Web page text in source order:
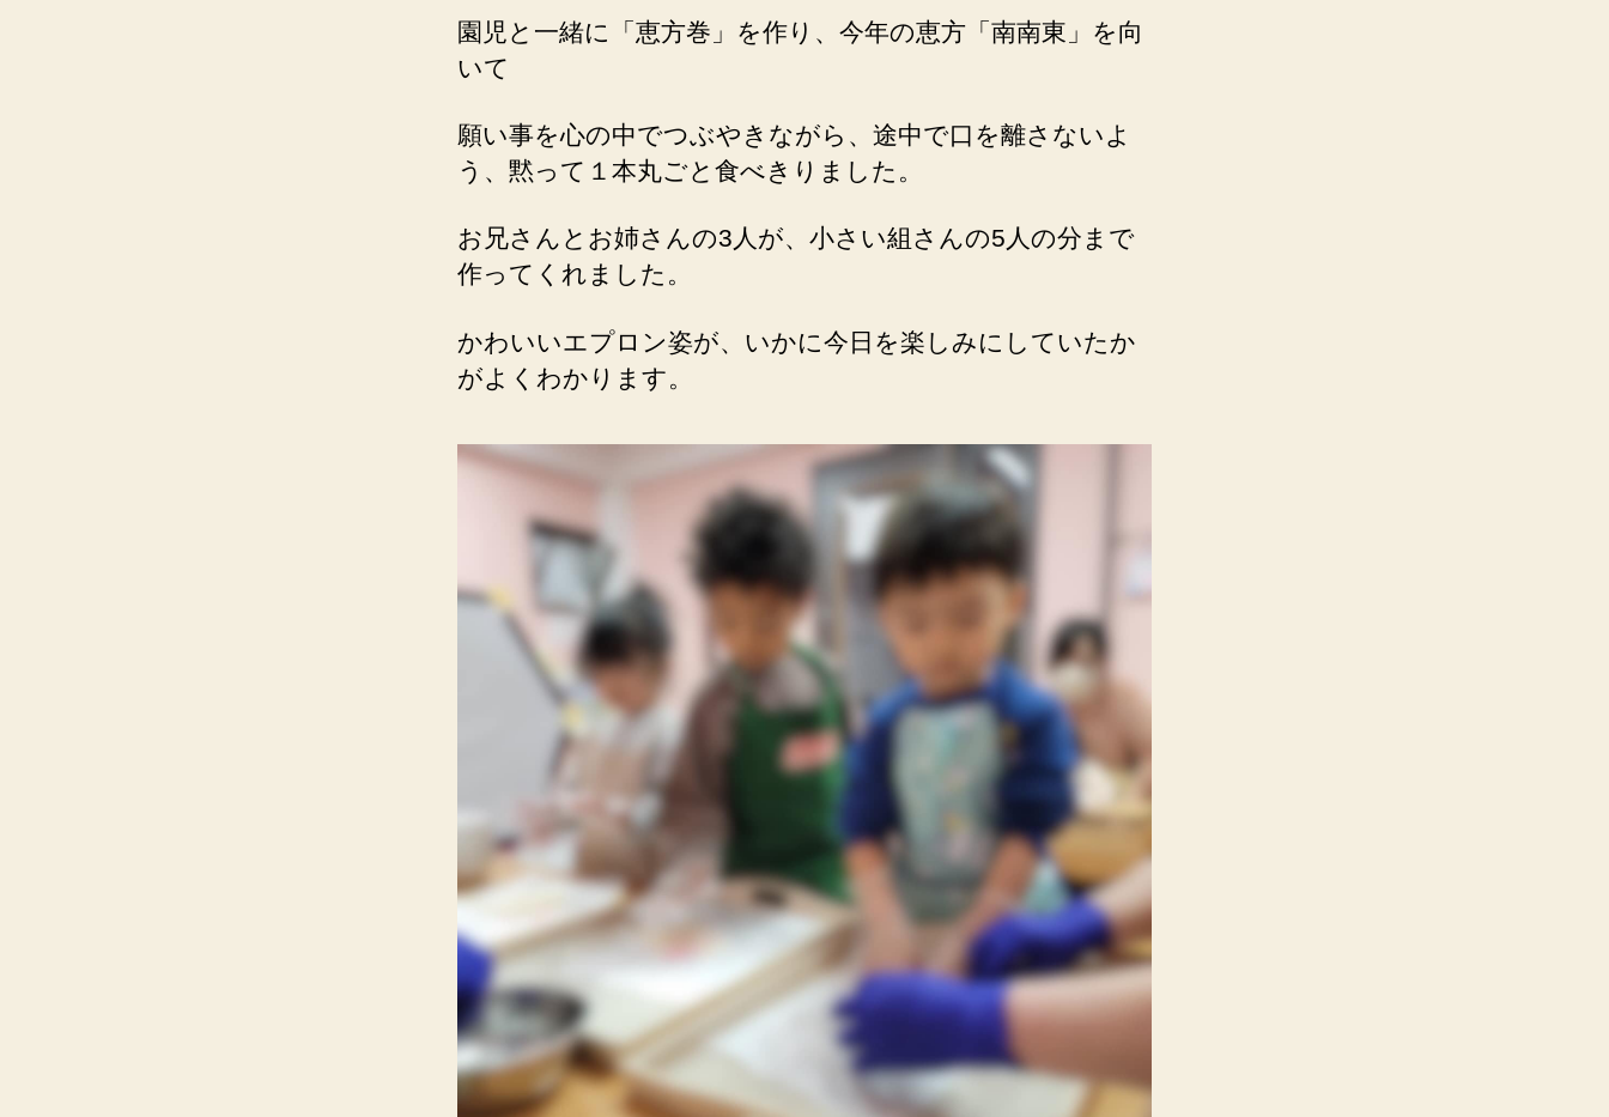
園児と一緒に「恵方巻」を作り、今年の恵方「南南東」を向
いて
願い事を心の中でつぶやきながら、途中で口を離さないよ
う、黙って１本丸ごと食べきりました。
お兄さんとお姉さんの3人が、小さい組さんの5人の分まで
作ってくれました。
かわいいエプロン姿が、いかに今日を楽しみにしていたか
がよくわかります。